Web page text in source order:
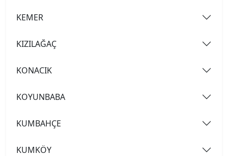
KEMER
KIZILAĞAÇ
KONACIK
KOYUNBABA
KUMBAHÇE
KUMKÖY